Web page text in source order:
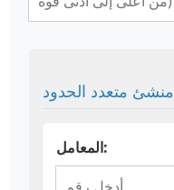
منشئ متعدد الحدود
المعامل: